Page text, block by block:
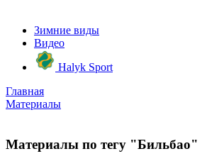
Зимние виды
Видео
Halyk Sport
Главная
Материалы
Материалы по тегу "Бильбао"